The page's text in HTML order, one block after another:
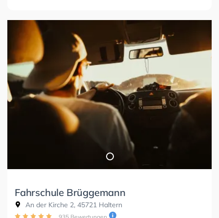
Fahrschule Brüggemann
An der Kirche 2, 45721 Haltern